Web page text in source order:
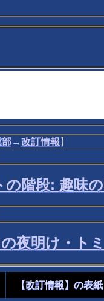
部→改訂情報】
の階段: 趣味
の夜明け・
【改訂情報】の表紙